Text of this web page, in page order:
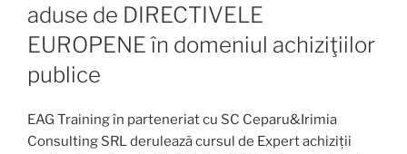
aduse de DIRECTIVELE
EUROPENE în domeniul achiziţiilor
publice
EAG Training în parteneriat cu SC Ceparu&Irimia
Consulting SRL derulează cursul de Expert achiziții